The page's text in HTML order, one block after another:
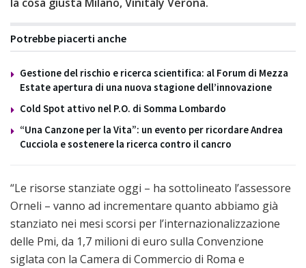
Potrebbe piacerti anche
Gestione del rischio e ricerca scientifica: al Forum di Mezza
Estate apertura di una nuova stagione dell’innovazione
Cold Spot attivo nel P.O. di Somma Lombardo
“Una Canzone per la Vita”: un evento per ricordare Andrea
Cucciola e sostenere la ricerca contro il cancro
“Le risorse stanziate oggi – ha sottolineato l’assessore
Orneli – vanno ad incrementare quanto abbiamo già
stanziato nei mesi scorsi per l’internazionalizzazione
delle Pmi, da 1,7 milioni di euro sulla Convenzione
siglata con la Camera di Commercio di Roma e